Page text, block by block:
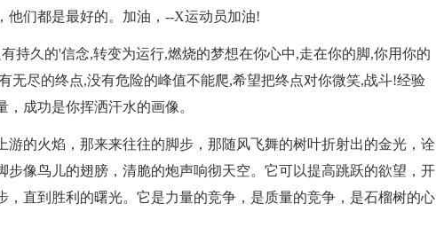
他们都是最好的。加油，--X运动员加油!
持久的'信念,转变为运行,燃烧的梦想在你心中,走在你的脚,你用你的
无尽的终点,没有危险的峰值不能爬,希望把终点对你微笑,战斗!经验
成功是你挥洒汗水的画像。
游的火焰，那来来往往的脚步，那随风飞舞的树叶折射出的金光，诠
步像鸟儿的翅膀，清脆的炮声响彻天空。它可以提高跳跃的欲望，开
，直到胜利的曙光。它是力量的竞争，是质量的竞争，是石榴树的心